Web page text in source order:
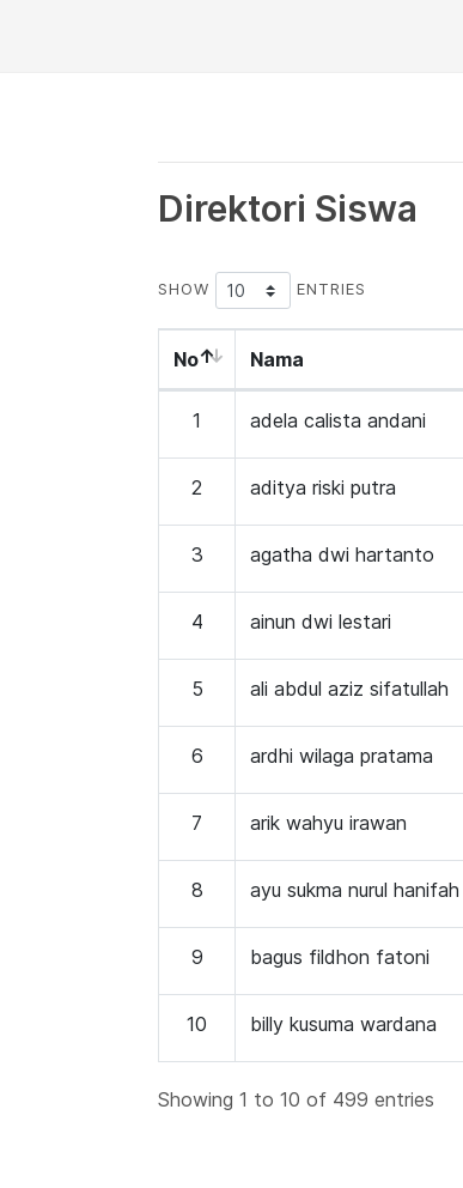
Direktori Siswa
SHOW ENTRIES
No Nama
1 adela calista andani
2 aditya riski putra
3 agatha dwi hartanto
4 ainun dwi lestari
5 ali abdul aziz sifatullah
6 ardhi wilaga pratama
7 arik wahyu irawan
8 ayu sukma nurul hanifah
9 bagus fildhon fatoni
10 billy kusuma wardana
Showing 1 to 10 of 499 entries